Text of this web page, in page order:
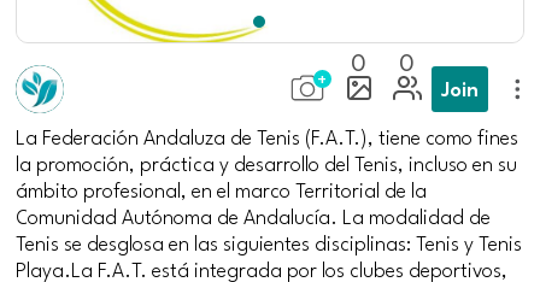
0 0
Join
La Federación Andaluza de Tenis (F.A.T.), tiene como fines
la promoción, práctica y desarrollo del Tenis, incluso en su
ámbito profesional, en el marco Territorial de la
Comunidad Autónoma de Andalucía. La modalidad de
Tenis se desglosa en las siguientes disciplinas: Tenis y Tenis
Playa.La F.A.T. está integrada por los clubes deportivos,